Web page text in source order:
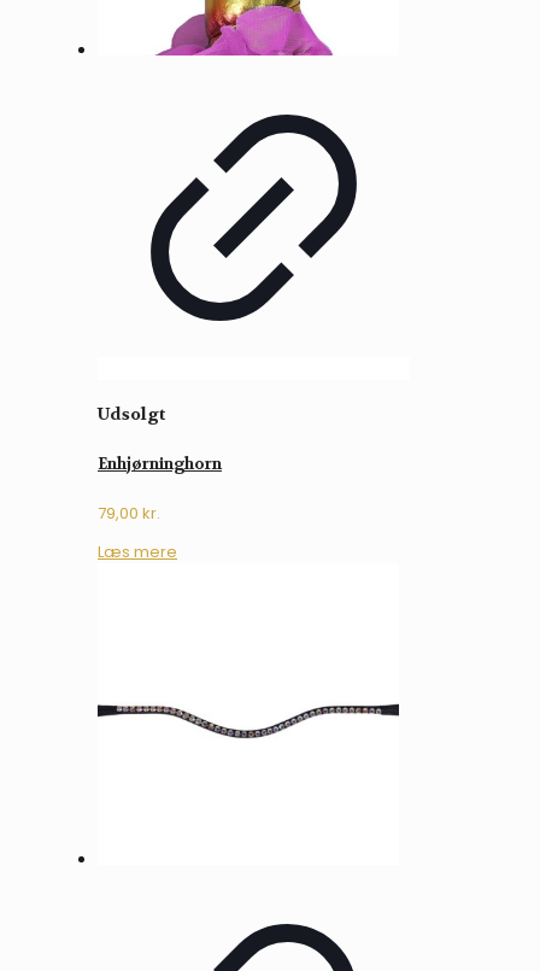
Udsolgt
Enhjørninghorn
79,00 kr.
Læs mere